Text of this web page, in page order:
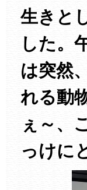
生きと
した。
は突然
れる動
ぇ～、
っけに